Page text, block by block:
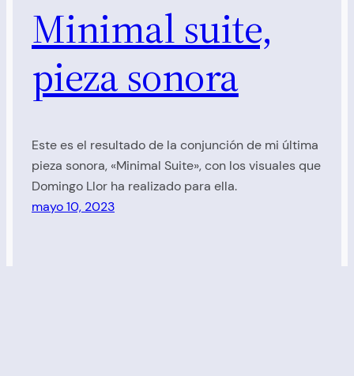
Minimal suite,
pieza sonora
Este es el resultado de la conjunción de mi última
pieza sonora, «Minimal Suite», con los visuales que
Domingo Llor ha realizado para ella.
mayo 10, 2023